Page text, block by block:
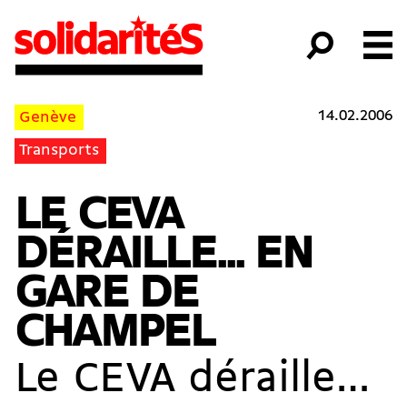
Genève
Transports
14.02.2006
LE CEVA
DÉRAILLE... EN
GARE DE
CHAMPEL
Le CEVA déraille…